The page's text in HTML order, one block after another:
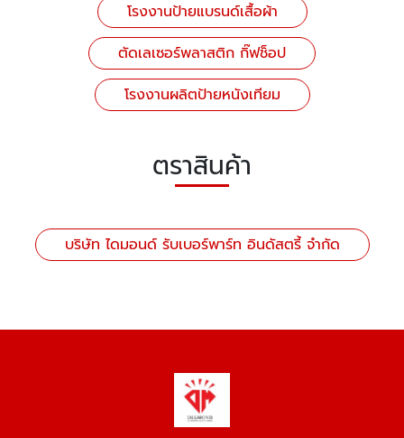
โรงงานป้ายแบรนด์เสื้อผ้า
ตัดเลเซอร์พลาสติก กิ๊ฟช็อป
โรงงานผลิตป้ายหนังเทียม
ตราสินค้า
บริษัท ไดมอนด์ รับเบอร์พาร์ท อินดัสตรี้ จำกัด